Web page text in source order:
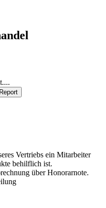
Vertriebs ein Mitarbeiter
behilflich ist.
über Honorarnote.